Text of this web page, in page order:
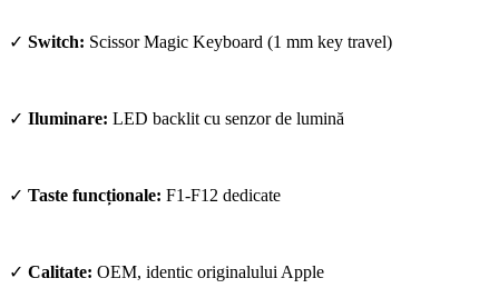
✓ Switch: Scissor Magic Keyboard (1 mm key travel)
✓ Iluminare: LED backlit cu senzor de lumină
✓ Taste funcționale: F1-F12 dedicate
✓ Calitate: OEM, identic originalului Apple